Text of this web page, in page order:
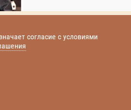
согласие с условиями